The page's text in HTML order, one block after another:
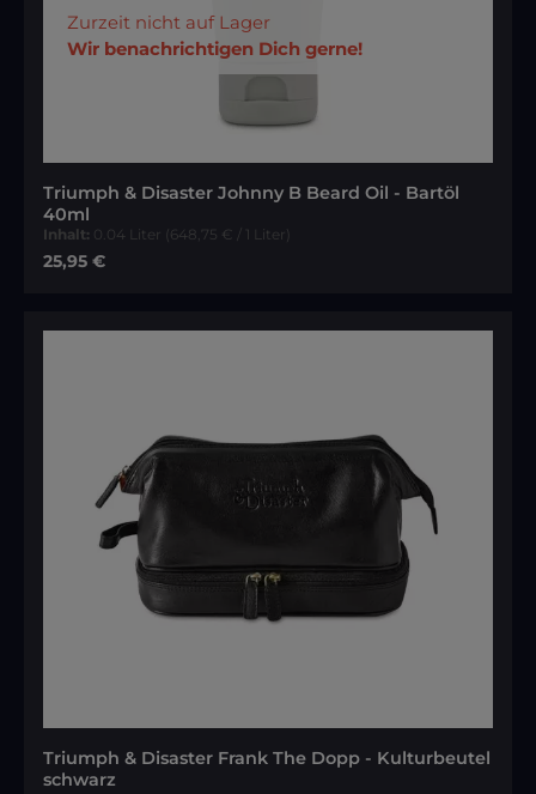
Zurzeit nicht auf Lager
Wir benachrichtigen Dich gerne!
Triumph & Disaster Johnny B Beard Oil - Bartöl
40ml
Inhalt: 0.04 Liter (648,75 € / 1 Liter)
Regulärer Preis:
25,95 €
Triumph & Disaster Frank The Dopp - Kulturbeutel
schwarz